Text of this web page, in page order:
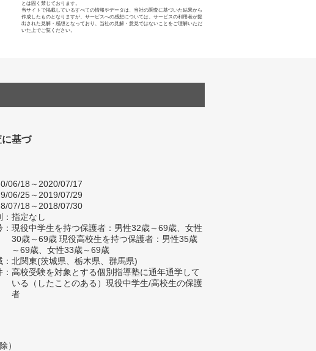
とは固く禁じております。
当サイトで掲載しているすべての情報やデータは、当社の調査に基づいた結果から
作成したものとなりますが、サービスへの感想については、サービスの利用者が提
出された見解・感想となっており、当社の見解・意見ではないことをご理解いただ
いた上でご覧ください。
基づ
06/18～2020/07/17
06/25～2019/07/29
07/18～2018/07/30
：指定なし
：現役中学生を持つ保護者：男性32歳～69歳、女性
30歳～69歳 現役高校生を持つ保護者：男性35歳
～69歳、女性33歳～69歳
：北関東(茨城県、栃木県、群馬県)
：高校受験を対象とする個別指導塾に通年通学して
いる（したことのある）現役中学生/高校生の保護
者
）